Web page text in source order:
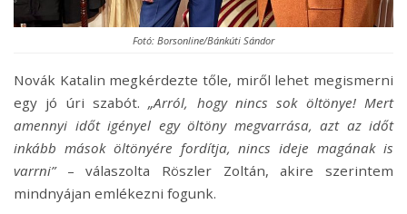
Fotó: Borsonline/Bánkúti Sándor
Novák Katalin megkérdezte tőle, miről lehet megismerni
egy jó úri szabót.„Arról, hogy nincs sok öltönye! Mert
amennyi időt igényel egy öltöny megvarrása, azt az időt
inkább mások öltönyére fordítja, nincs ideje magának is
varrni”– válaszolta Röszler Zoltán, akire szerintem
mindnyájan emlékezni fogunk.